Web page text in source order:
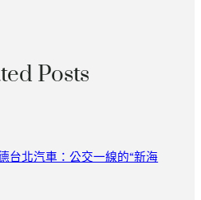
Posts
台北汽車：公交一線的“新海